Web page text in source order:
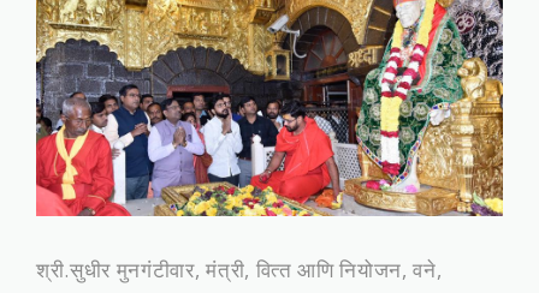
श्री.सुधीर मुनगंटीवार, मंत्री, वित्‍त आणि नियोजन, वने,